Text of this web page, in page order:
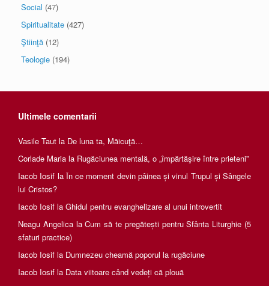
Social (47)
Spiritualitate (427)
Ştiinţă (12)
Teologie (194)
Ultimele comentarii
Vasile Taut la De luna ta, Măicuţă…
Corlade Maria la Rugăciunea mentală, o „împărtăşire între prieteni”
Iacob Iosif la În ce moment devin pâinea și vinul Trupul și Sângele
lui Cristos?
Iacob Iosif la Ghidul pentru evanghelizare al unui introvertit
Neagu AngelicalaCum să te pregătești pentru Sfânta Liturghie (5
sfaturi practice)
Iacob Iosif la Dumnezeu cheamă poporul la rugăciune
Iacob Iosif la Data viitoare când vedeți că plouă